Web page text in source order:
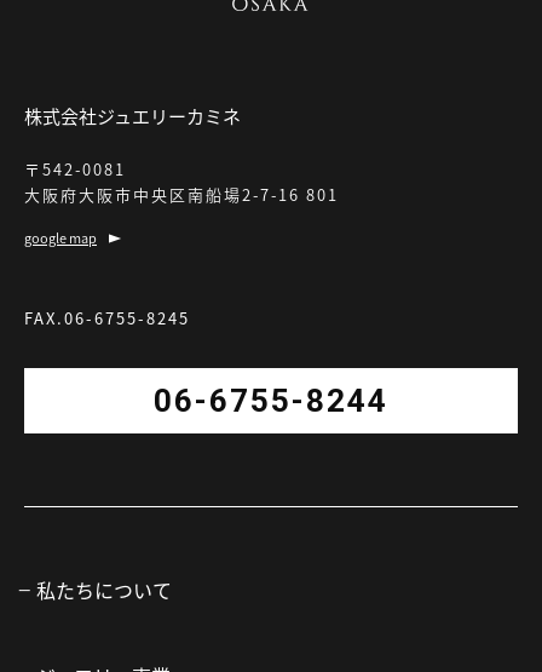
株式会社ジュエリーカミネ
〒542-0081
大阪府大阪市中央区南船場2-7-16 801
google map
FAX.06-6755-8245
06-6755-8244
私たちについて